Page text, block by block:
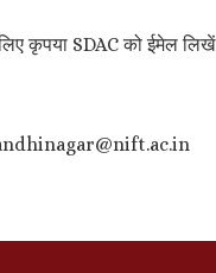
कृपया SDAC को ईमेल लिखें